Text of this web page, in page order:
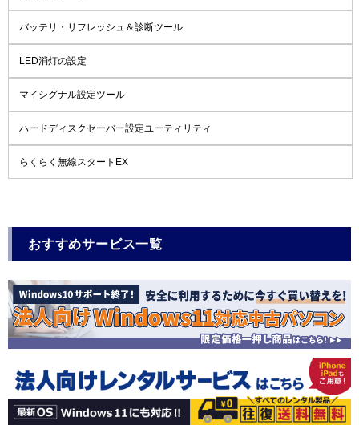
バッテリ・リフレッシュ＆診断ツール
LED消灯の設定
マイシグナル設定ツール
ハードディスクセーバー設定ユーティリティ
らくらく無線スタートEX
おすすめサービス一覧